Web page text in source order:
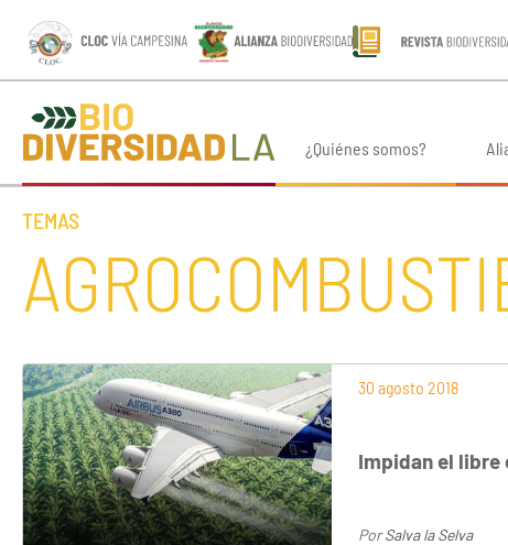
¿Quiénes somos?
TEMAS
30 agosto 2018
Impidan el libre
PorSalva la Selva